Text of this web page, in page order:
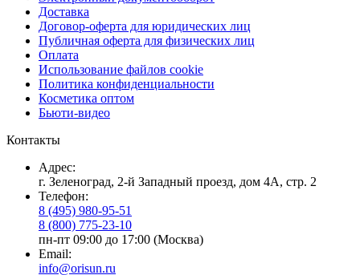
Доставка
Договор-оферта для юридических лиц
Публичная оферта для физических лиц
Оплата
Использование файлов cookie
Политика конфиденциальности
Косметика оптом
Бьюти-видео
Контакты
Адрес:
г. Зеленоград, 2-й Западный проезд, дом 4А, стр. 2
Телефон:
8 (495) 980-95-51
8 (800) 775-23-10
пн-пт 09:00 до 17:00 (Москва)
Email:
info@orisun.ru